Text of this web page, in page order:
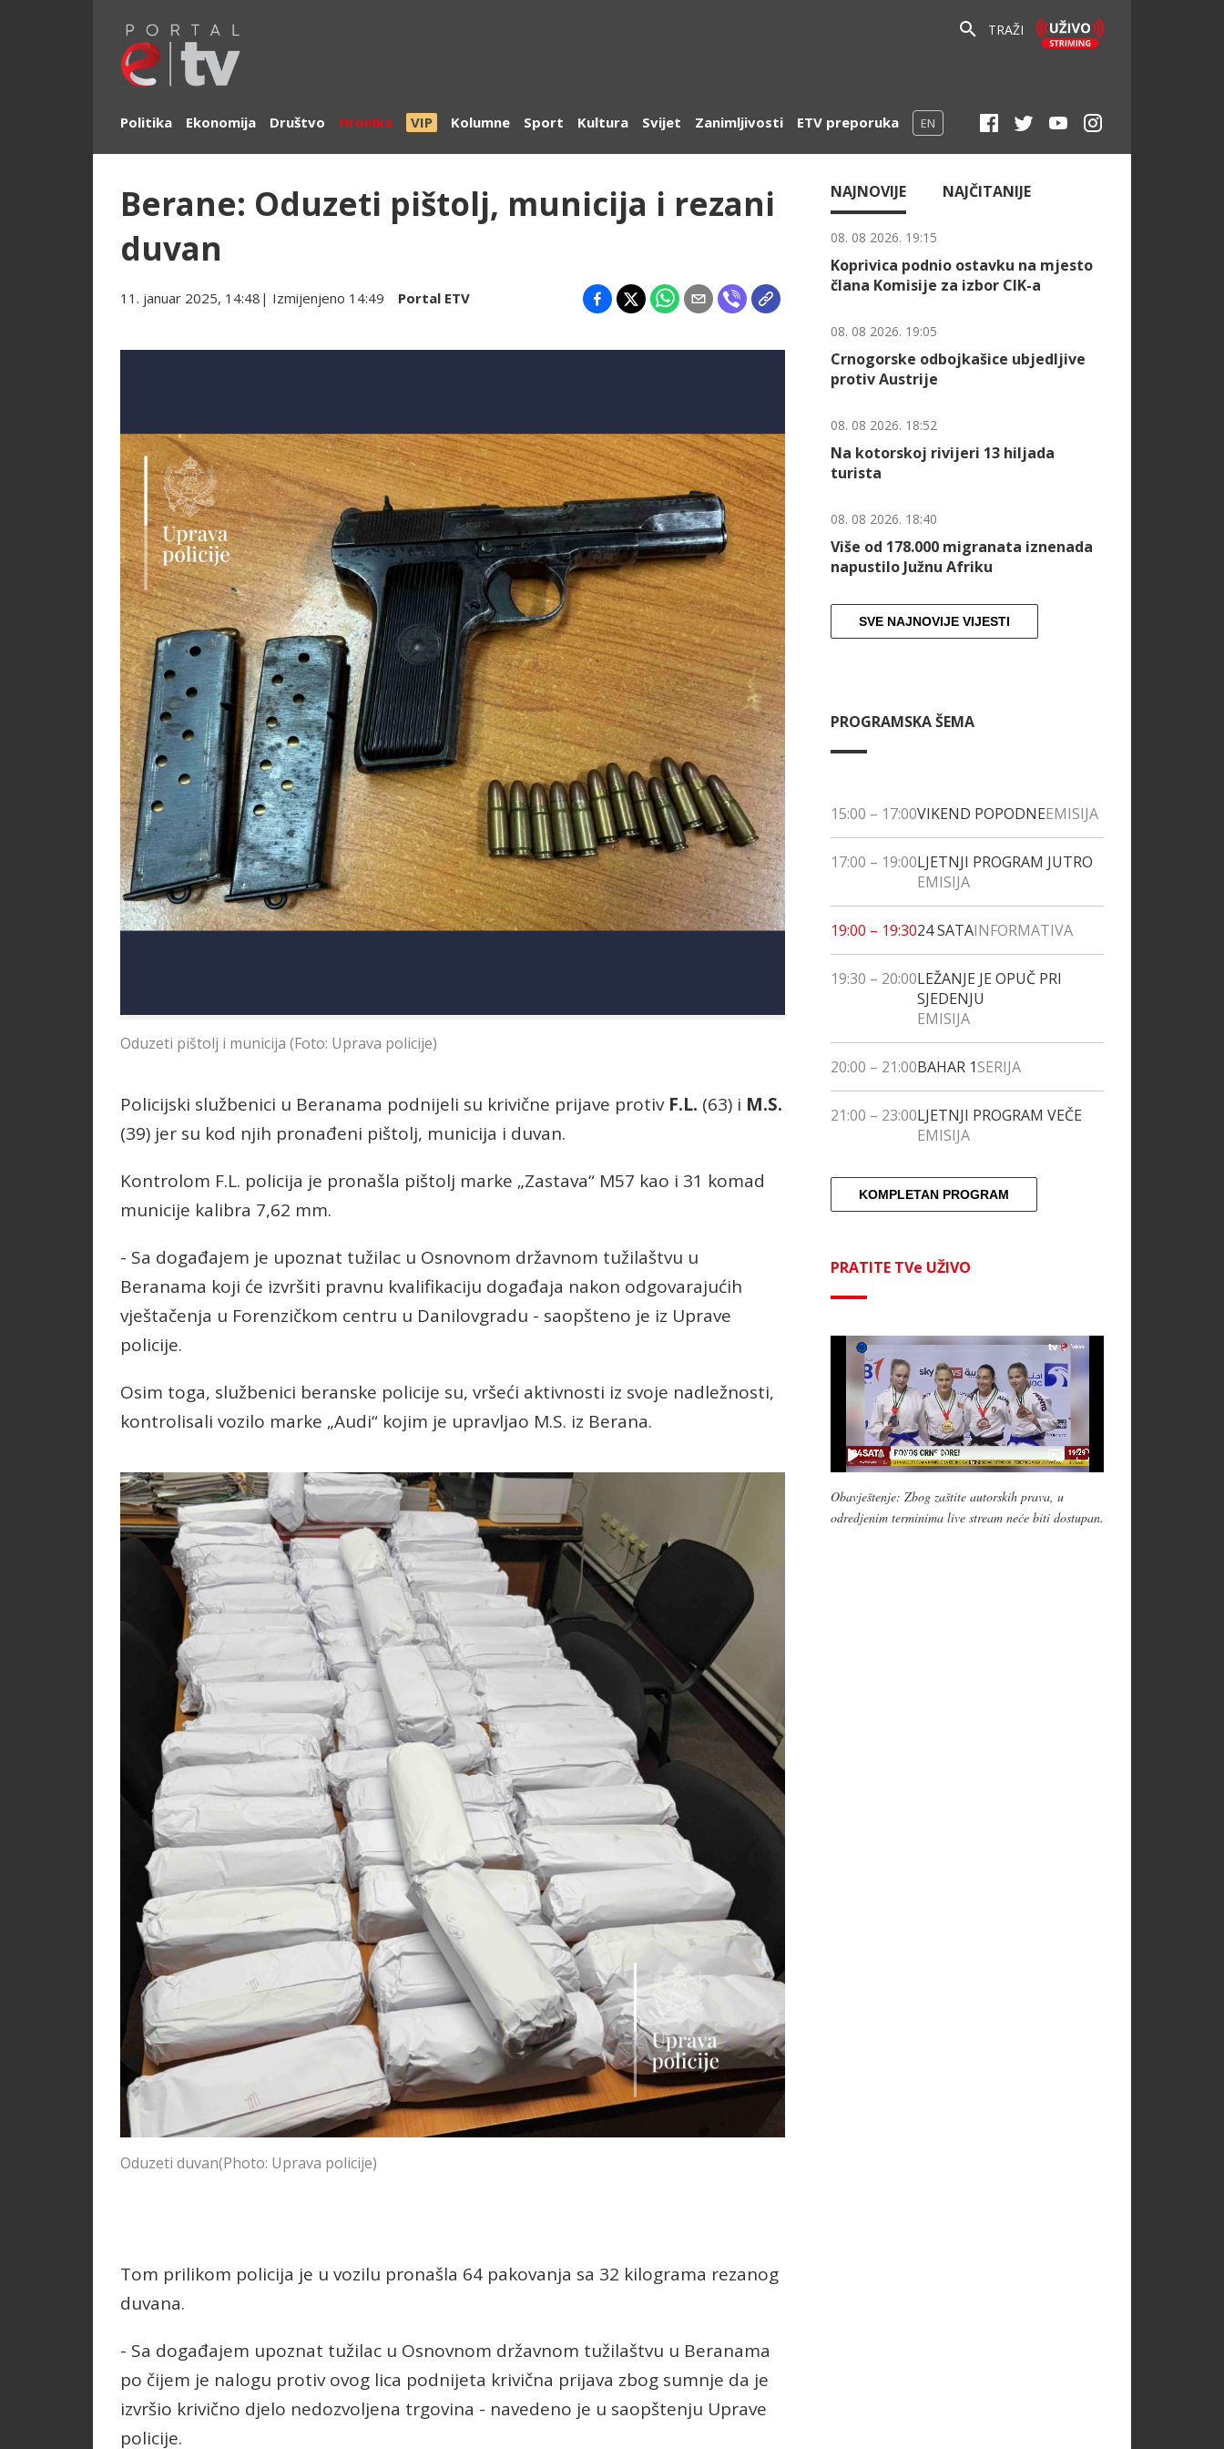
TRAŽI
Politika Ekonomija Društvo Hronika VIP Kolumne Sport Kultura Svijet Zanimljivosti ETV preporuka EN
Berane: Oduzeti pištolj, municija i rezani
duvan
11. januar 2025, 14:48 | Izmijenjeno 14:49 Portal ETV
Oduzeti pištolj i municija (Foto: Uprava policije)
Policijski službenici u Beranama podnijeli su krivične prijave protiv F.L. (63) i M.S.
(39) jer su kod njih pronađeni pištolj, municija i duvan.
Kontrolom F.L. policija je pronašla pištolj marke „Zastava“ M57 kao i 31 komad
municije kalibra 7,62 mm.
- Sa događajem je upoznat tužilac u Osnovnom državnom tužilaštvu u
Beranama koji će izvršiti pravnu kvalifikaciju događaja nakon odgovarajućih
vještačenja u Forenzičkom centru u Danilovgradu - saopšteno je iz Uprave
policije.
Osim toga, službenici beranske policije su, vršeći aktivnosti iz svoje nadležnosti,
kontrolisali vozilo marke „Audi“ kojim je upravljao M.S. iz Berana.
Oduzeti duvan(Photo: Uprava policije)
Tom prilikom policija je u vozilu pronašla 64 pakovanja sa 32 kilograma rezanog
duvana.
- Sa događajem upoznat tužilac u Osnovnom državnom tužilaštvu u Beranama
po čijem je nalogu protiv ovog lica podnijeta krivična prijava zbog sumnje da je
izvršio krivično djelo nedozvoljena trgovina - navedeno je u saopštenju Uprave
policije.
NAJNOVIJE NAJČITANIJE
08. 08 2026. 19:15
Koprivica podnio ostavku na mjesto
člana Komisije za izbor CIK-a
08. 08 2026. 19:05
Crnogorske odbojkašice ubjedljive
protiv Austrije
08. 08 2026. 18:52
Na kotorskoj rivijeri 13 hiljada
turista
08. 08 2026. 18:40
Više od 178.000 migranata iznenada
napustilo Južnu Afriku
SVE NAJNOVIJE VIJESTI
PROGRAMSKA ŠEMA
15:00 – 17:00VIKEND POPODNEEMISIJA
17:00 – 19:00LJETNJI PROGRAM JUTRO
EMISIJA
19:00 – 19:3024 SATAINFORMATIVA
19:30 – 20:00LEŽANJE JE OPUČ PRI
SJEDENJU
EMISIJA
20:00 – 21:00BAHAR 1SERIJA
21:00 – 23:00LJETNJI PROGRAM VEČE
EMISIJA
KOMPLETAN PROGRAM
PRATITE TVe UŽIVO
Obavještenje: Zbog zaštite autorskih prava, u
odredjenim terminima live stream neće biti dostupan.